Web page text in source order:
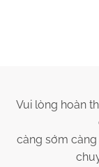
Vui lòng hoàn
càng sớm